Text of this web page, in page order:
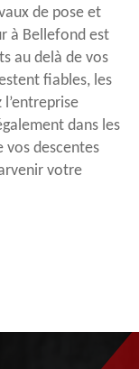
de pose et
à Bellefond est
au delà de vos
fiables, les
dans les
vos descentes
votre